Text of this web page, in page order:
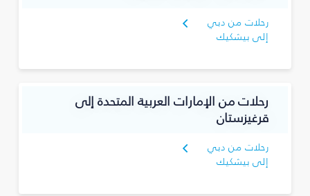
رحلات من دبي
إلى بيشكيك
رحلات من الإمارات العربية المتحدة إلى
قرغيزستان
رحلات من دبي
إلى بيشكيك